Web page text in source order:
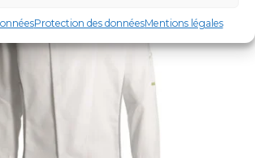
Protection des donnéesMentions légales